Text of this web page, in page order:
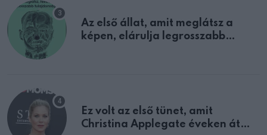
Az első állat, amit meglátsz a
képen, elárulja legrosszabb
Ez volt az első tünet, amit
Christina Applegate éveken át